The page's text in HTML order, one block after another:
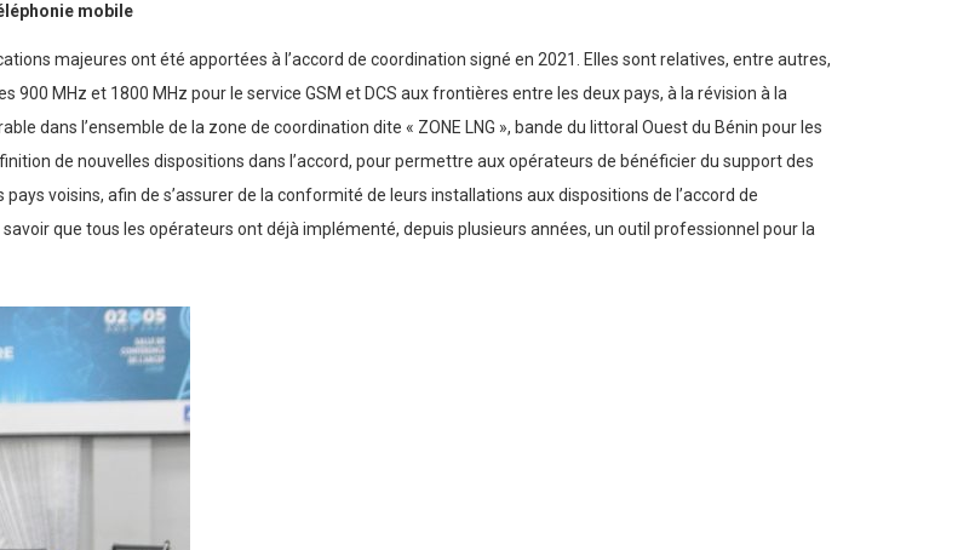
mobile
majeures ont été apportées à l’accord de coordination signé en 2021. Elles sont relatives, entre autres,
MHz et 1800 MHz pour le service GSM et DCS aux frontières entre les deux pays, à la révision à la
dans l’ensemble de la zone de coordination dite « ZONE LNG », bande du littoral Ouest du Bénin pour les
de nouvelles dispositions dans l’accord, pour permettre aux opérateurs de bénéficier du support des
voisins, afin de s’assurer de la conformité de leurs installations aux dispositions de l’accord de
que tous les opérateurs ont déjà implémenté, depuis plusieurs années, un outil professionnel pour la